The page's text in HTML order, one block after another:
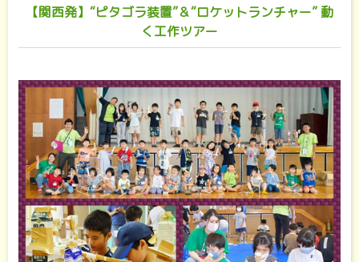
【関西発】“ピタゴラ装置”＆“ロケットランチャー” 動
く工作ツアー